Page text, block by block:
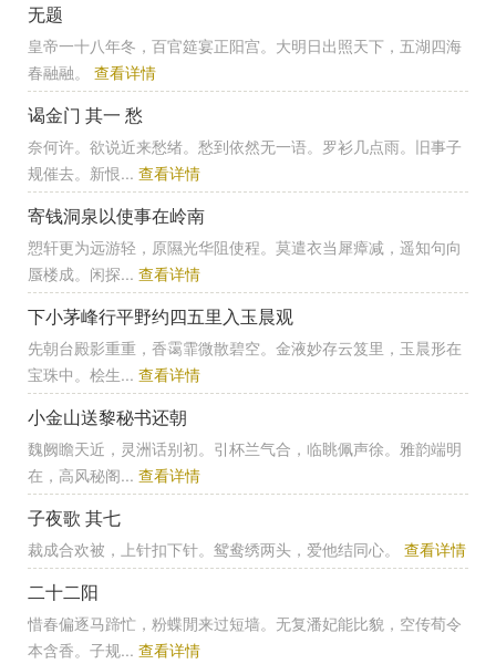
无题
皇帝一十八年冬，百官筵宴正阳宫。大明日出照天下，五湖四海
春融融。 查看详情
谒金门 其一 愁
奈何许。欲说近来愁绪。愁到依然无一语。罗衫几点雨。旧事子
规催去。新恨... 查看详情
寄钱洞泉以使事在岭南
愬轩更为远游轻，原隰光华阻使程。莫遣衣当犀瘴减，遥知句向
蜃楼成。闲探... 查看详情
下小茅峰行平野约四五里入玉晨观
先朝台殿影重重，香霭霏微散碧空。金液妙存云笈里，玉晨形在
宝珠中。桧生... 查看详情
小金山送黎秘书还朝
魏阙瞻天近，灵洲话别初。引杯兰气合，临眺佩声徐。雅韵端明
在，高风秘阁... 查看详情
子夜歌 其七
裁成合欢被，上针扣下针。鸳鸯绣两头，爱他结同心。 查看详情
二十二阳
惜春偏逐马蹄忙，粉蝶閒来过短墙。无复潘妃能比貌，空传荀令
本含香。子规... 查看详情